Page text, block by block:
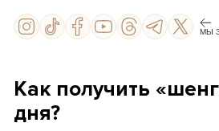
МЫ
Как получить
дня?